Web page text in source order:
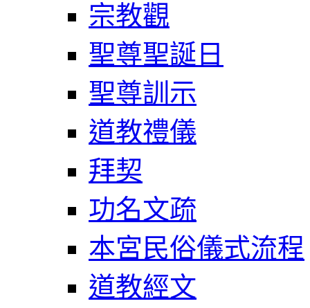
宗教觀
聖尊聖誕日
聖尊訓示
道教禮儀
拜契
功名文疏
本宮民俗儀式流程
道教經文